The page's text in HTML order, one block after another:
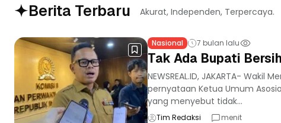
Berita Terbaru Akurat, Independen, Terpercaya.
Nasional 7 bulan lalu
Tak Ada Bupati
NEWSREAL.ID, JAKARTA-
pernyataan Ketua Umum
yang menyebut tidak...
Tim Redaksi menit